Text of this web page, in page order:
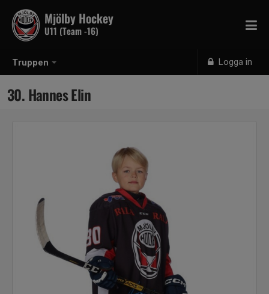
Truppen Logga in
Mjölby Hockey
U11 (Team -16)
30. Hannes Elin